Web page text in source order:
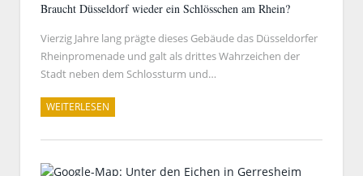
Braucht Düsseldorf wieder ein Schlösschen am Rhein?
Vierzig Jahre lang prägte dieses Gebäude das Düsseldorfer
Rheinpromenade und galt als drittes Wahrzeichen der
Stadt neben dem Schlossturm und…
WEITERLESEN